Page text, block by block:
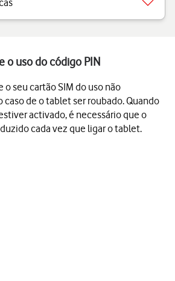
o uso do código PIN
o seu cartão SIM do uso não
caso de o tablet ser roubado. Quando
activado, é necessário que o
cada vez que ligar o tablet.